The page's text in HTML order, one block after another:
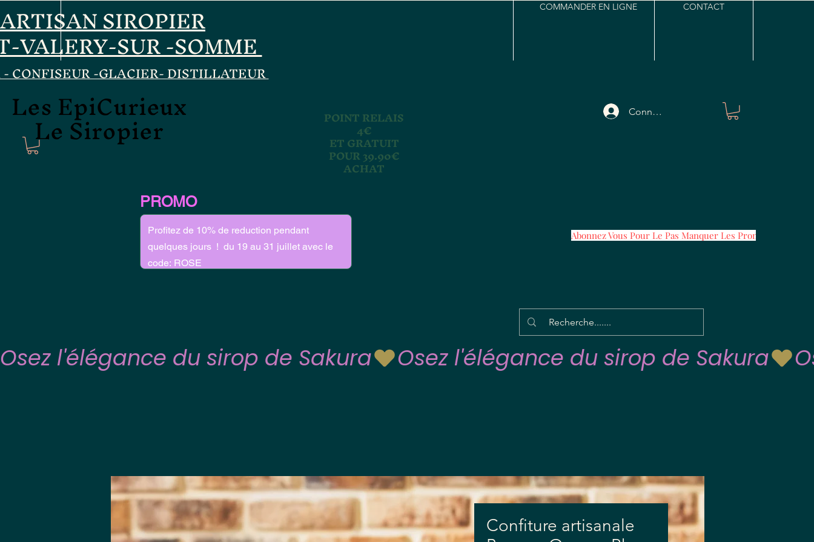
ARTISAN SIROPIER
VALERY-SUR -SOMME
CONFISEUR -GLACIER- DISTILLATEUR
Les EpiCurieux
Le Siropier
Les EpiCurieux
Le Siropier POINT RELAIS
4€
ET GRATUIT
POUR 39.90€
ACHAT
COMMANDER EN LIGNE CONTACT
Connexion
Abonnez Vous Pour Le Pas Manquer Les Promos
PROMO
Osez l'élégance du sirop de Sakura
Confiture artisanale